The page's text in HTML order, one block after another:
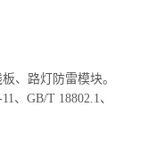
、路灯防雷模块。
、GB/T 18802.1、